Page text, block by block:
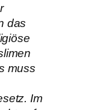
das
muss
Im